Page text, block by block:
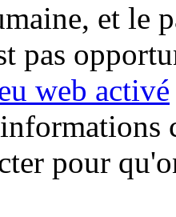
et le
pas
web activé
pour